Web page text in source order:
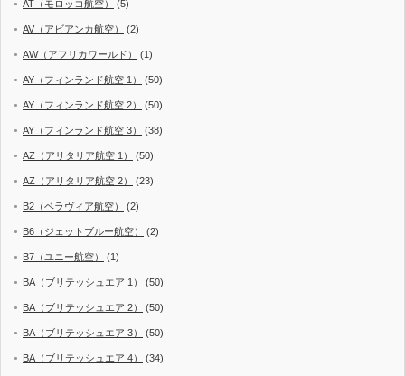
AT（モロッコ航空） (5)
AV（アビアンカ航空） (2)
AW（アフリカワールド） (1)
AY（フィンランド航空 1） (50)
AY（フィンランド航空 2） (50)
AY（フィンランド航空 3） (38)
AZ（アリタリア航空 1） (50)
AZ（アリタリア航空 2） (23)
B2（ベラヴィア航空） (2)
B6（ジェットブルー航空） (2)
B7（ユニー航空） (1)
BA（ブリテッシュエア 1） (50)
BA（ブリテッシュエア 2） (50)
BA（ブリテッシュエア 3） (50)
BA（ブリテッシュエア 4） (34)